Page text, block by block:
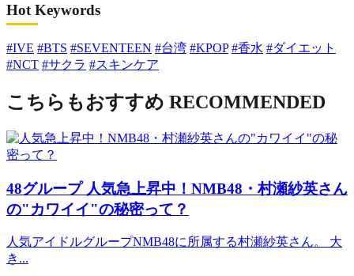
Hot Keywords
#IVE #BTS #SEVENTEEN #台湾 #KPOP #香水 #ダイエット
#NCT #サクラ #スキンケア
こちらもおすすめ RECOMMENDED
48グループ人気急上昇中！NMB48・村瀬紗英さん
の"カワイイ"の秘密って？
人気アイドルグループNMB48に所属する村瀬紗英さん。 大
き...